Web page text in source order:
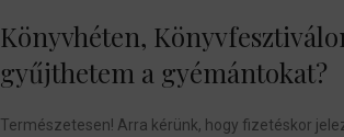
Könyvhéten,
gyűjthetem a gyémántokat?
Természetesen! Arra kérünk, hogy fizetéskor